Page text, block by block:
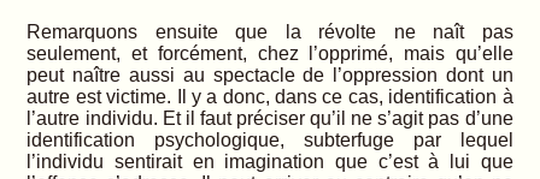
Remarquons ensuite que la révolte ne naît pas
seulement, et forcément, chez l’opprimé, mais qu’elle
peut naître aussi au spectacle de l’oppression dont un
autre est victime. Il y a donc, dans ce cas, identification à
l’autre individu. Et il faut préciser qu’il ne s’agit pas d’une
identification psychologique, subterfuge par lequel
l’individu sentirait en imagination que c’est à lui que